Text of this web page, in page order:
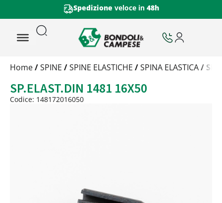
Spedizione veloce in 48h
Trattamento
Peso
Quantità
Home/SPINE /SPINE ELASTICHE /SPINA ELASTICA/
SP.ELAST.DIN 1481 16X50
Codice: 148172016050